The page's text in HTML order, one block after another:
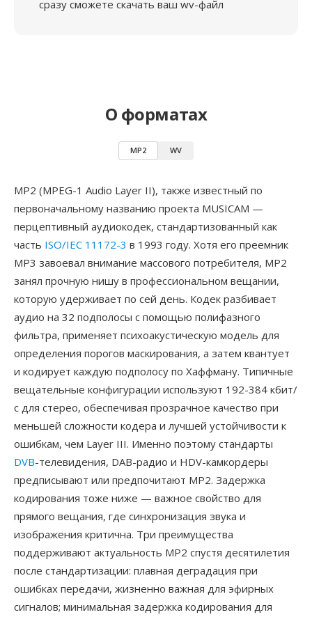
сразу сможете скачать ваш wv-файл
О форматах
MP2 WV
MP2 (MPEG-1 Audio Layer II), также известный по
первоначальному названию проекта MUSICAM —
перцептивный аудиокодек, стандартизованный как
часть ISO/IEC 11172-3 в 1993 году. Хотя его преемник
MP3 завоевал внимание массового потребителя, MP2
занял прочную нишу в профессиональном вещании,
которую удерживает по сей день. Кодек разбивает
аудио на 32 подполосы с помощью полифазного
фильтра, применяет психоакустическую модель для
определения порогов маскирования, а затем квантует
и кодирует каждую подполосу по Хаффману. Типичные
вещательные конфигурации используют 192-384 кбит/
с для стерео, обеспечивая прозрачное качество при
меньшей сложности кодера и лучшей устойчивости к
ошибкам, чем Layer III. Именно поэтому стандарты
DVB-телевидения, DAB-радио и HDV-камкордеры
предписывают или предпочитают MP2. Задержка
кодирования тоже ниже — важное свойство для
прямого вещания, где синхронизация звука и
изображения критична. Три преимущества
поддерживают актуальность MP2 спустя десятилетия
после стандартизации: плавная деградация при
ошибках передачи, жизненно важная для эфирных
сигналов; минимальная задержка кодирования для